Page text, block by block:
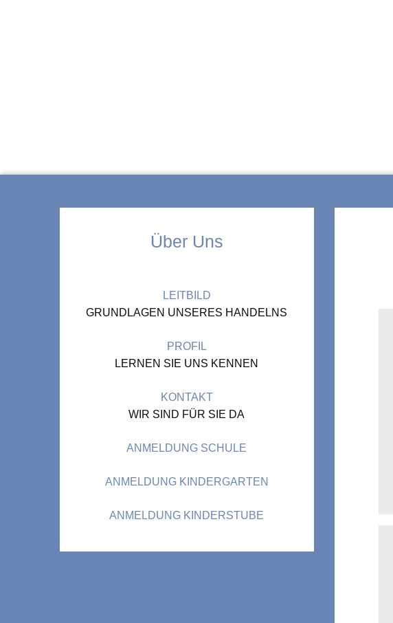
Über Uns
LEITBILD
GRUNDLAGEN UNSERES HANDELNS
PROFIL
LERNEN SIE UNS KENNEN
KONTAKT
WIR SIND FÜR SIE DA
ANMELDUNG SCHULE
ANMELDUNG KINDERGARTEN
ANMELDUNG KINDERSTUBE